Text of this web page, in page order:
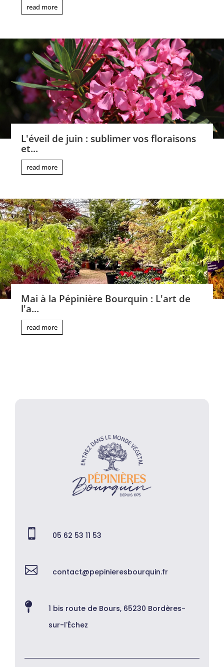
read more
L'éveil de juin : sublimer vos floraisons
et...
read more
Mai à la Pépinière Bourquin : L'art de
l'a...
read more
 05 62 53 11 53
 contact@pepinieresbourquin.fr

1 bis route de Bours, 65230 Bordères-
sur-l'Échez